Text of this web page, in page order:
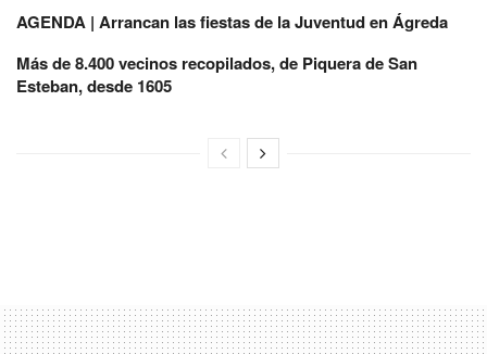
AGENDA | Arrancan las fiestas de la Juventud en Ágreda
Más de 8.400 vecinos recopilados, de Piquera de San
Esteban, desde 1605